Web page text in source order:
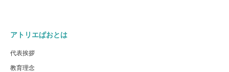
アトリエぱおとは
代表挨拶
教育理念